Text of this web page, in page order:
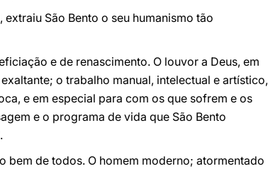
São Bento o seu humanismo tão
e de renascimento. O louvor a Deus, em
o trabalho manual, intelectual e artístico,
e em especial para com os que sofrem e os
e o programa de vida que São Bento
bem de todos. O homem moderno; atormentado